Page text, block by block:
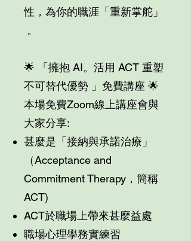
性，為你的職涯「重新掌舵」
。
🌟 「擁抱 AI。活用 ACT 重塑
不可替代優勢 」免費講座 🌟
本場免費Zoom線上講座會與
大家分享:
甚麼是「接納與承諾治療」
（Acceptance and
Commitment Therapy，簡稱
ACT)
ACT於職場上帶來甚麼益處
職場心理學務實練習